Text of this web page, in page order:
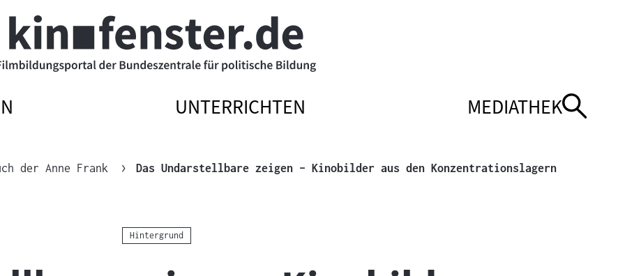
UNTERRICHTEN
MEDIATHEK
der Anne Frank Das Undarstellbare zeigen – Kinobilder aus den KonzentrationslagernAktuelle
Kategorie:
Hintergrund